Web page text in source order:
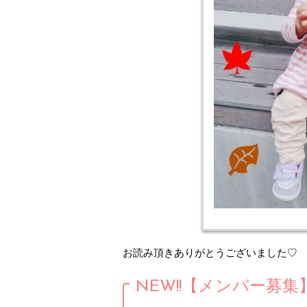
お読み頂きありがとうございました♡
NEW!!【メンバー募集